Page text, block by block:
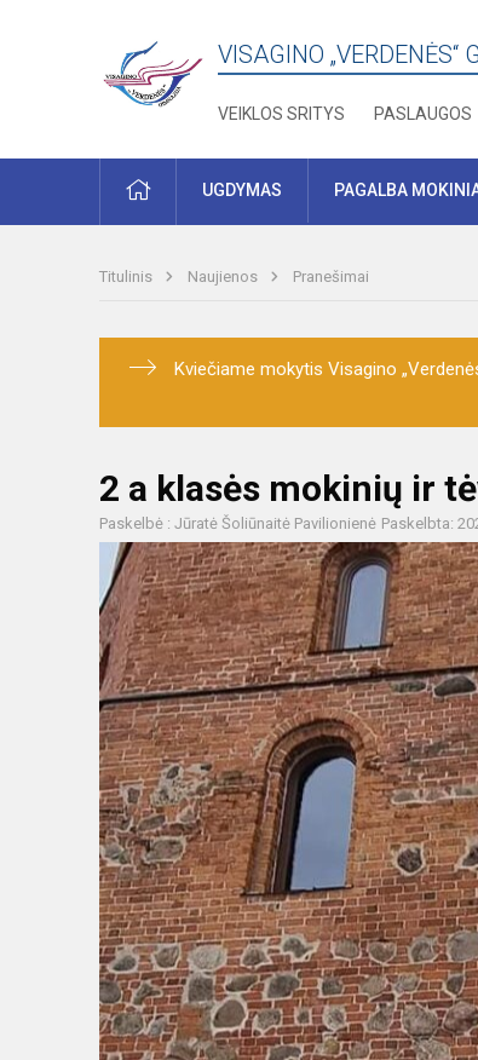
VISAGINO
VEIKLOS SRITYS PASLAUGOS
PRADŽIAUGDYMAS PAGALBA
Titulinis Naujienos Pranešimai
Kviečiame mokytis Visagino
2 a klasės mokinių ir
Paskelbė : Jūratė Šoliūnaitė Pavilionienė Paskelbta: